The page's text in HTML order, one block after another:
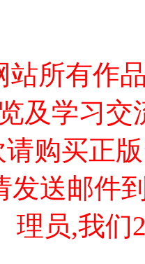
站所有作
及学习交
购买正
送邮件
理员,我们